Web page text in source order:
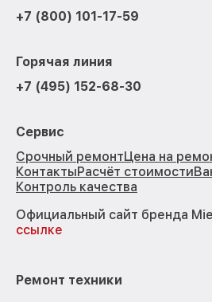
+7 (800) 101-17-59
Горячая линия
+7 (495) 152-68-30
Сервис
Срочный ремонтЦена на
КонтактыРасчёт стоимости
Контроль качества
Официальный сайт бренда
ссылке
Ремонт техники